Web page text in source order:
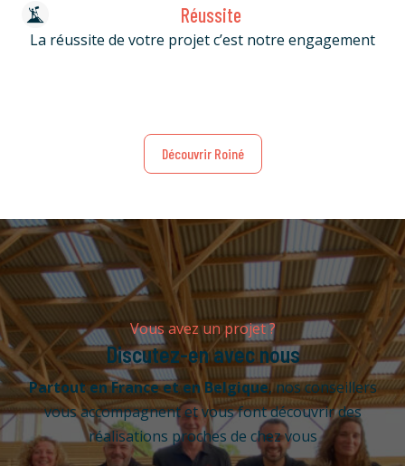
Réussite
La réussite de votre projet c’est notre engagement
Découvrir Roiné
Vous avez un projet ?
Discutez-en avec nous
Partout en Franceet en Belgique, nos conseillers
vous accompagnent et vous font découvrir des
réalisations proches de chez vous